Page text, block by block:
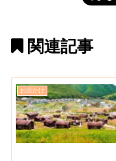
関連記事
お出かけ